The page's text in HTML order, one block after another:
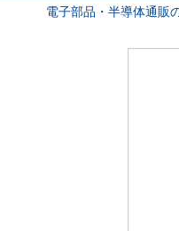
電子部品・半導体通販